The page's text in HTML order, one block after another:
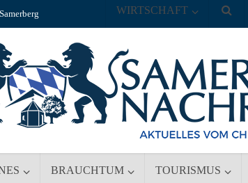
BRAUCHTUM TOURISMUS
WIRTSCHAFT